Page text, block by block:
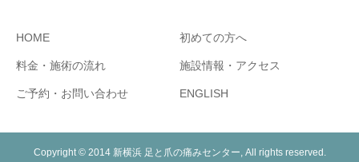
HOME 初めての方へ
料金・施術の流れ 施設情報・アクセス
ご予約・お問い合わせ ENGLISH
Copyright © 2014 新横浜 足と爪の痛みセンター, All rights reserved.